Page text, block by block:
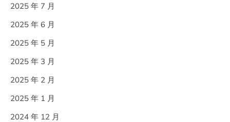
2025 年 7 月
2025 年 6 月
2025 年 5 月
2025 年 3 月
2025 年 2 月
2025 年 1 月
2024 年 12 月